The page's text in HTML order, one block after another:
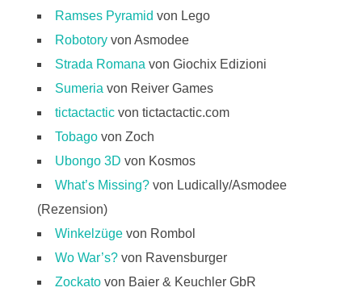
Ramses Pyramid von Lego
Robotory von Asmodee
Strada Romana von Giochix Edizioni
Sumeria von Reiver Games
tictactactic von tictactactic.com
Tobago von Zoch
Ubongo 3D von Kosmos
What’s Missing? von Ludically/Asmodee
(Rezension)
Winkelzüge von Rombol
Wo War’s? von Ravensburger
Zockato von Baier & Keuchler GbR